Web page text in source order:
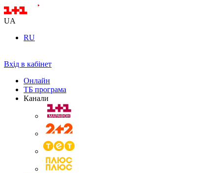
UA
RU
Вхід в кабінет
Онлайн
ТБ програма
Канали